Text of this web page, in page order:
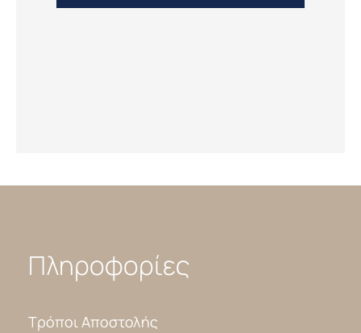
Πληροφορίες
Τρόποι Αποστολής